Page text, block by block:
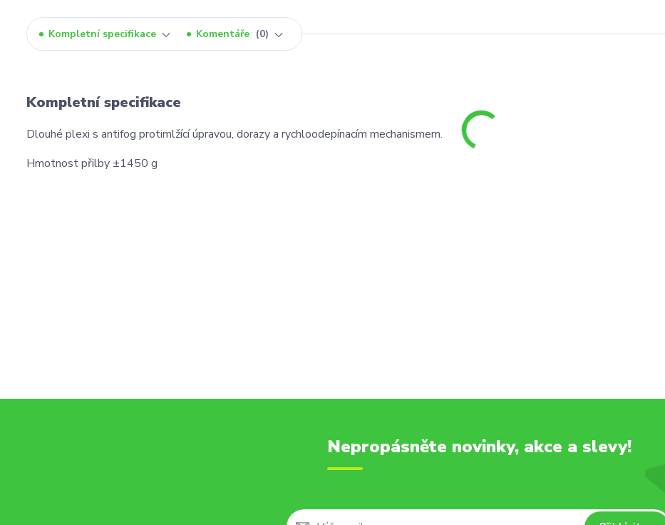
Kompletní specifikace Komentáře 0
Kompletní specifikace
Dlouhé plexi s antifog protimlžící úpravou, dorazy a rychloodepínacím mechanismem.
Hmotnost přilby ±1450 g
Nepropásněte novinky, akce a slevy!